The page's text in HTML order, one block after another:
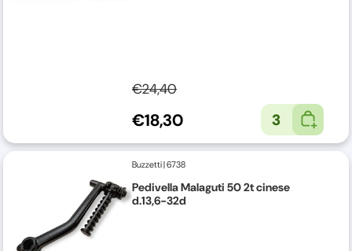
€24,40
€18,30 3
Buzzetti|6738
Pedivella Malaguti 50 2t cinese
d.13,6-32d